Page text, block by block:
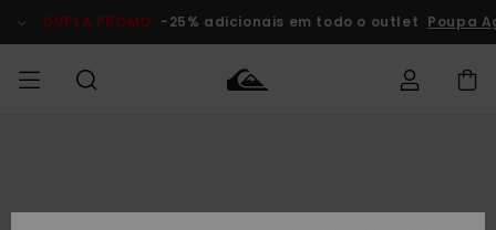
do
DUPLA PROMO -25% adicionais em todo o outlet Poupa
MENINO